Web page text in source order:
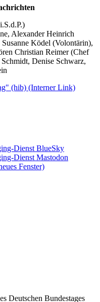
Alexander Heinrich
Susanne Ködel (Volontärin),
Christian Reimer (Chef
Denise Schwarz,
(hib) (Interner Link)
Dienst BlueSky
Dienst Mastodon
Fenster)
Deutschen Bundestages